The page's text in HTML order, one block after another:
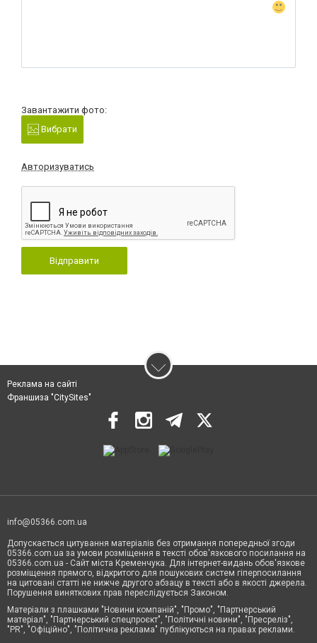
Завантажити фото:
Вибрати
Авторизуватись
Відправити
Реклама на сайті
Франшиза "CitySites"
info@05366.com.ua
Допускається цитування матеріалів без отримання попередньої згоди
05366.com.ua за умови розміщення в тексті обов'язкового посилання на
05366.com.ua - Сайт міста Кременчука. Для інтернет-видань обов'язкове
розміщення прямого, відкритого для пошукових систем гіперпосилання
на цитовані статті не нижче другого абзацу в тексті або в якості джерела.
Порушення виняткових прав переслідується Законом.
Матеріали з плашками "Новини компаній", "Промо", "Партнерський
матеріал", "Партнерський спецпроєкт", "Політичні новини", "Пресреліз",
"PR", "Офіційно", "Політична реклама" публікуються на правах реклами.